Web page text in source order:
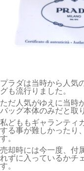
プラダは当時から人気
グも流行りました。
ただ人気がゆえに当時
バッグ本体のみだと取
私どももギャランティ
する事が難しかったり
す。
売却時には今一度、付
れずに入っているかチ
す。